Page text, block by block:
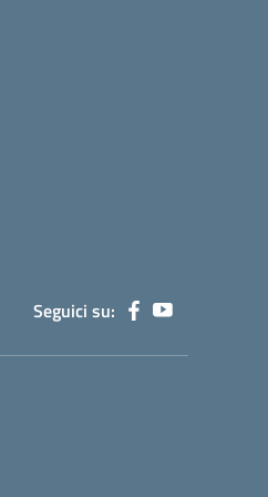
Seguici su: